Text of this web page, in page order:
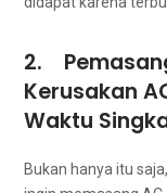
2.
Kerusakan
Waktu
Bukаn hаnуа іtu